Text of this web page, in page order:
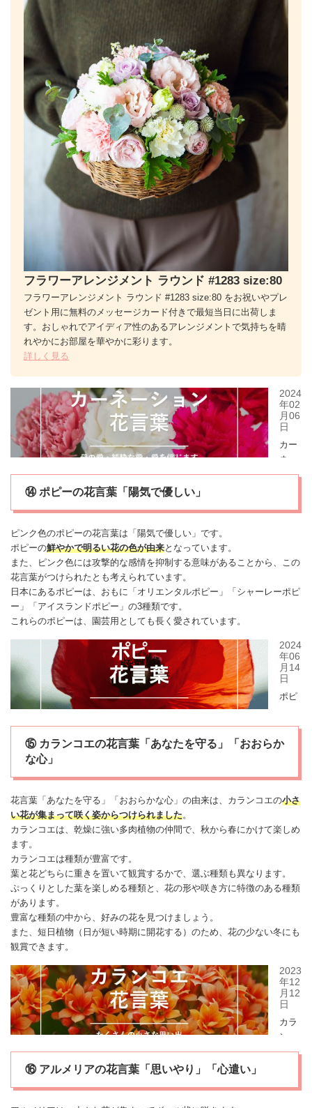
フラワーアレンジメント ラウンド #1283 size:80
フラワーアレンジメント ラウンド #1283 size:80 をお祝いやプレ
ゼント用に無料のメッセージカード付きで最短当日に出荷しま
す。おしゃれでアイディア性のあるアレンジメントで気持ちを晴
れやかにお部屋を華やかに彩ります。
詳しく見る
⑭ ポピーの花言葉「陽気で優しい」
ピンク色のポピーの花言葉は「陽気で優しい」です。
ポピーの鮮やかで明るい花の色が由来となっています。
また、ピンク色には攻撃的な感情を抑制する意味があることから、この
花言葉がつけられたとも考えられています。
日本にあるポピーは、おもに「オリエンタルポピー」「シャーレーポピ
ー」「 アイスランドポピー 」の3種類です。
これらのポピーは、園芸用としても長く愛されています。
⑮ カランコエの花言葉「あなたを守る」「おおらか
な心」
花言葉「あなたを守る」「おおらかな心」の由来は、 カランコエの小さ
い花が集まって咲く姿からつけられました。
カランコエは、乾燥に強い多肉植物の仲間で、秋から春にかけて楽しめ
ます。
カランコエは種類が豊富です。
葉と花どちらに重きを置いて観賞するかで、選ぶ種類も異なります。
ぷっくりとした葉を楽しめる種類と、花の形や咲き方に特徴のある種類
があります。
豊富な種類の中から、好みの花を見つけましょう。
また、短日植物（日が短い時期に開花する）のため、花の少ない冬にも
観賞できます。
⑯ アルメリアの花言葉「思いやり」「心遣い」